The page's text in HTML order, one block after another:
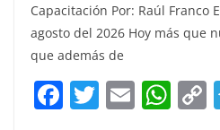
c
e
b
o
itt
er
ai at
A
p
Capacitación Por: Raúl Franco
agosto del 2026 Hoy más que
que además de
F T E W